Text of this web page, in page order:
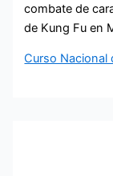
combate de
de Kung Fu en
Curso Nacional